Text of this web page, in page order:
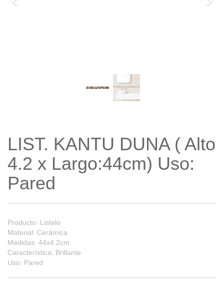
LIST. KANTU DUNA ( Alto
4.2 x Largo:44cm) Uso:
Pared
Producto: Listelo
Material: Cerámica
Medidas: 44x4.2cm
Característica: Brillante
Uso: Pared